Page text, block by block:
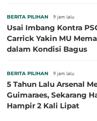
BERITA PILIHAN 9 jam lalu
Usai Imbang Kontra
Carrick Yakin MU
dalam Kondisi Bagus
BERITA PILIHAN 9 jam lalu
5 Tahun Lalu Arsenal
Guimaraes, Sekarang
Hampir 2 Kali Lipat